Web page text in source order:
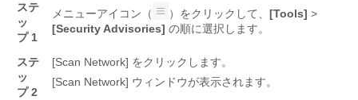
ステ
ッ
プ 1
メニューアイコン（ ）をクリックして、 [Tools] >
[Security Advisories] の順に選択します。
ステ
ッ
プ 2
[Scan Network] をクリックします。
[Scan Network] ウィンドウが表示されます。